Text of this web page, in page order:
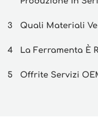
3 Quali Materiali
4 La Ferramenta È
5 Offrite Servizi